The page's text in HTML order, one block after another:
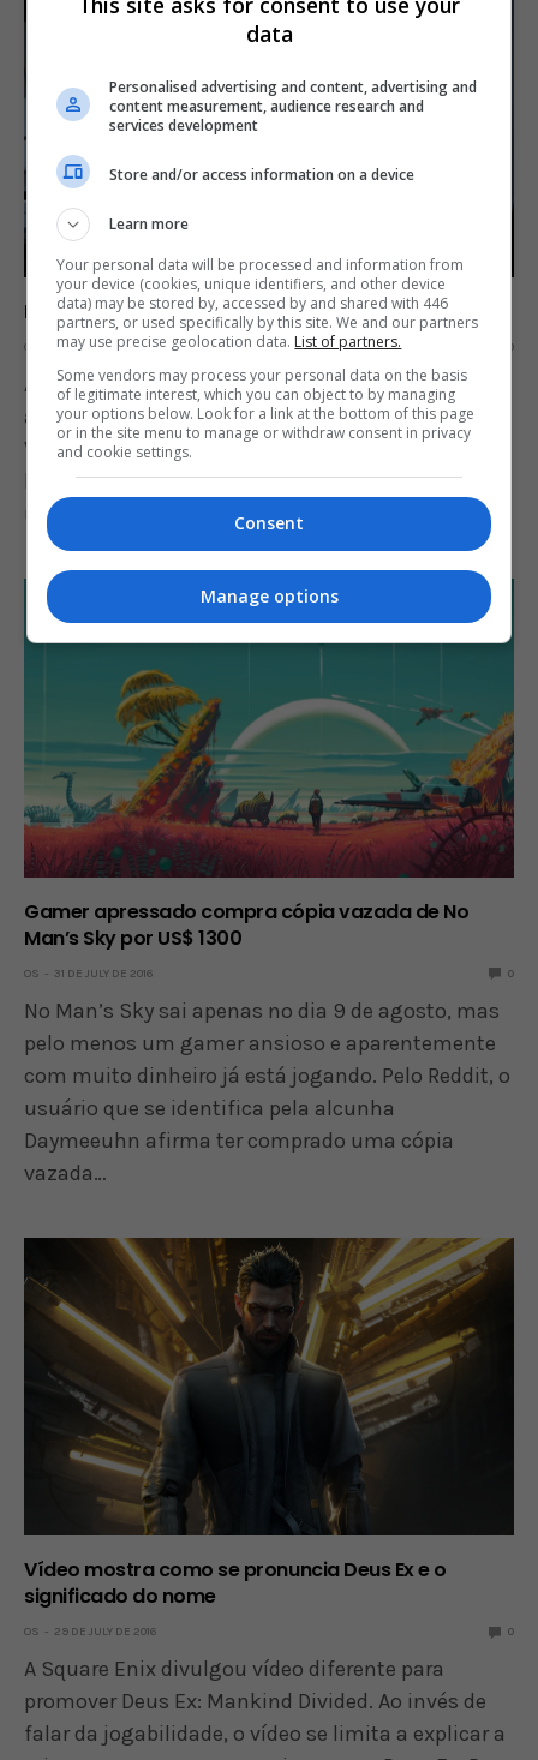
Inside sai para o PS4 no final de agosto, diz site
OS 1 DE AUGUST DE 2016 0
A exclusividade de Inside no Xbox One pode durar
apenas dois meses. Segundo fontes do site
VG247, o novo jogo dos criadores de Limbo será
lançado no PlayStation 4 no final de agosto. Hoje
uma lista de troféus do jogo…
Gamer apressado compra cópia vazada de No
Man’s Sky por US$ 1300
OS 31 DE JULY DE 2016 0
No Man’s Sky sai apenas no dia 9 de agosto, mas
pelo menos um gamer ansioso e aparentemente
com muito dinheiro já está jogando. Pelo Reddit, o
usuário que se identifica pela alcunha
Daymeeuhn afirma ter comprado uma cópia
vazada…
Vídeo mostra como se pronuncia Deus Ex e o
significado do nome
OS 29 DE JULY DE 2016 0
A Square Enix divulgou vídeo diferente para
promover Deus Ex: Mankind Divided. Ao invés de
falar da jogabilidade, o vídeo se limita a explicar a
data
Personalised advertising and content, advertising and
content measurement, audience research and
services development
Store and/or access information on a device
Learn more
Your personal data will be processed and information from
your device (cookies, unique identifiers, and other device
data) may be stored by, accessed by and shared with 446
partners, or used specifically by this site. We and our partners
may use precise geolocation data. List of partners.
Some vendors may process your personal data on the basis
of legitimate interest, which you can object to by managing
your options below. Look for a link at the bottom of this page
or in the site menu to manage or withdraw consent in privacy
and cookie settings.
Consent
Manage options